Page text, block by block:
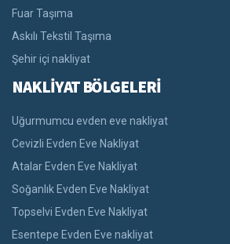
Fuar Taşıma
Askılı Tekstil Taşıma
Şehir içi nakliyat
NAKLİYAT BÖLGELERİ
Uğurmumcu evden eve nakliyat
Cevizli Evden Eve Nakliyat
Atalar Evden Eve Nakliyat
Soğanlık Evden Eve Nakliyat
Topselvi Evden Eve Nakliyat
Esentepe Evden Eve nakliyat